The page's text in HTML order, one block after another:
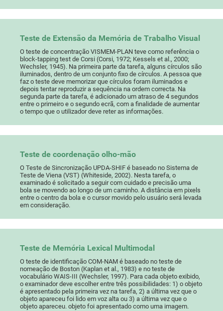
Teste de Extensão da Memória de Trabalho Visual
O teste de concentração VISMEM-PLAN teve como referência o
block-tapping test de Corsi (Corsi, 1972; Kessels et al., 2000;
Wechsler, 1945). Na primeira parte da tarefa, alguns círculos são
iluminados, dentro de um conjunto fixo de círculos. A pessoa que
faz o teste deve memorizar que círculos foram iluminados e
depois tentar reproduzir a sequência na ordem correcta. Na
segunda parte da tarefa, é adicionado um atraso de 4 segundos
entre o primeiro e o segundo ecrã, com a finalidade de aumentar
o tempo que o utilizador deve reter as informações.
Teste de coordenação olho-mão
O Teste de Sincronização UPDA-SHIF é baseado no Sistema de
Teste de Viena (VST) (Whiteside, 2002). Nesta tarefa, o
examinado é solicitado a seguir com cuidado e precisão uma
bola se movendo ao longo de um caminho. A distância em pixels
entre o centro da bola e o cursor movido pelo usuário será levada
em consideração.
Teste de Memória Lexical Multimodal
O teste de identificação COM-NAM é baseado no teste de
nomeação de Boston (Kaplan et al., 1983) e no teste de
vocabulário WAIS-III (Wechsler, 1997). Para cada objeto exibido,
o examinador deve escolher entre três possibilidades: 1) o objeto
é apresentado pela primeira vez na tarefa, 2) a última vez que o
objeto apareceu foi lido em voz alta ou 3) a última vez que o
objeto apareceu. objeto foi apresentado como uma imagem.